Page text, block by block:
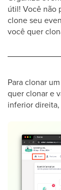
útil! Você não
clone seu
você quer
Para clonar
quer clonar e
inferior